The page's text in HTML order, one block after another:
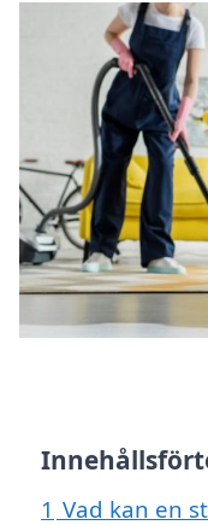
1 Vad kan en